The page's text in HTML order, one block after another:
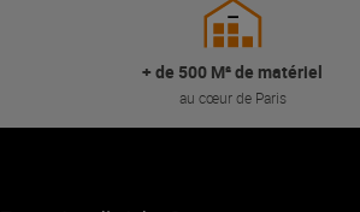
+ de 500 M² de matériel
au cœur de Paris